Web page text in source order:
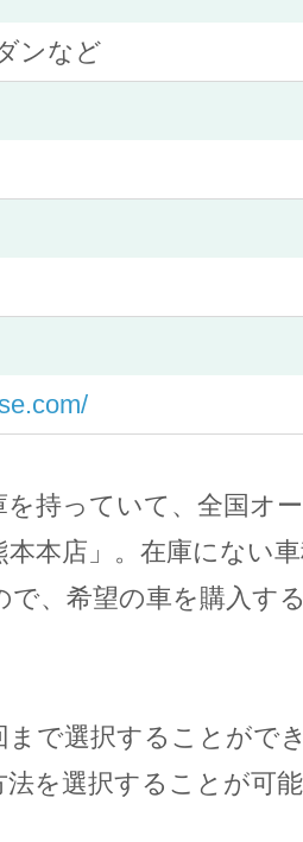
ンなど
を持っていて、全国オ
本本店」。在庫にない
で、希望の車を購入す
まで選択することがで
法を選択することが可